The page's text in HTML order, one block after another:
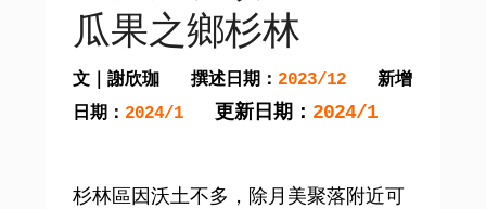
瓜果之鄉杉林
文｜謝欣珈 撰述日期： 2023/12
新增
日期： 2024/1 更新日期： 2024/1
杉林區因沃土不多，除月美聚落附近可